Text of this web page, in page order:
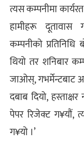
त्यस कम्पनीमा
हामीहरू दूतावास
कम्पनीको
थियो तर शनिबार
जाओस्, गभर्मेन्टबाट
दबाब दियो,
पेपर रिजेक्ट ग¥यौं,
ग¥यो ।’